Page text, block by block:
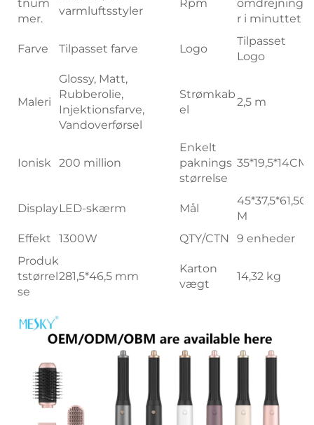
tnum
mer.
varmluftsstyler
Rpm
omdrejninge
r i minuttet
Farve Tilpasset farve Logo
Tilpasset
Logo
Maleri
Glossy, Matt,
Rubberolie,
Injektionsfarve,
Vandoverførsel
Strømkab
el
2,5 m
Ionisk 200 million
Enkelt
paknings
størrelse
35*19,5*14CM
DisplayLED-skærm Mål
45*37,5*61,5C
M
Effekt
1300W QTY/CTN
9 enheder
Produk
tstørrel
se
281,5*46,5 mm
Karton
vægt
14,32 kg